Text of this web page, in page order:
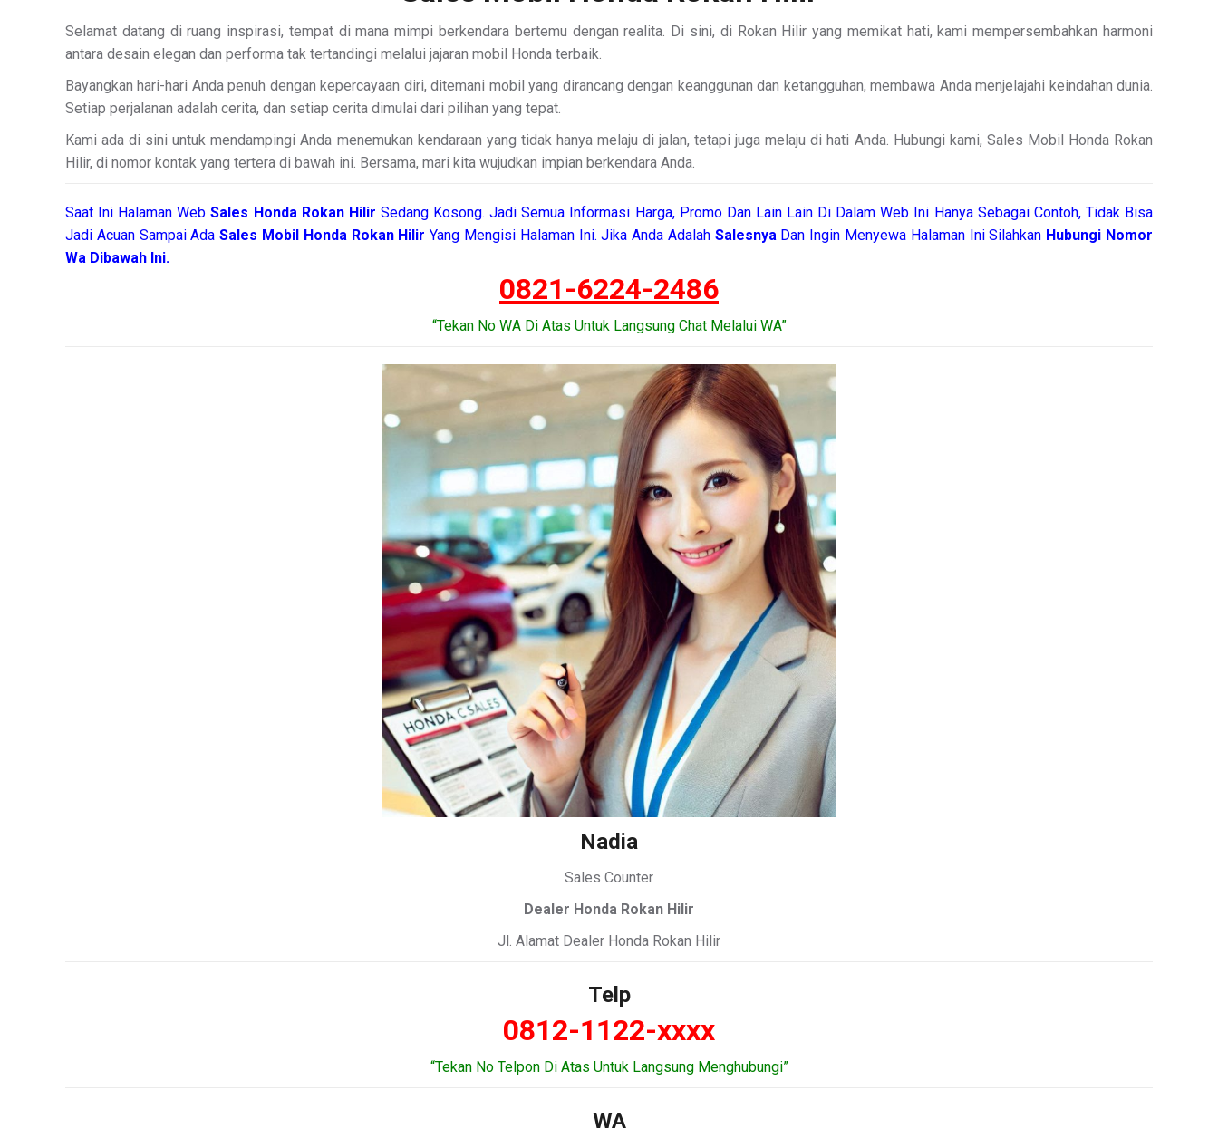
Selamat datang di ruang inspirasi, tempat di mana mimpi berkendara bertemu dengan realita. Di sini, di Rokan Hilir yang memikat hati, kami mempersembahkan harmoni
antara desain elegan dan performa tak tertandingi melalui jajaran mobil Honda terbaik.
Bayangkan hari-hari Anda penuh dengan kepercayaan diri, ditemani mobil yang dirancang dengan keanggunan dan ketangguhan, membawa Anda menjelajahi keindahan dunia.
Setiap perjalanan adalah cerita, dan setiap cerita dimulai dari pilihan yang tepat.
Kami ada di sini untuk mendampingi Anda menemukan kendaraan yang tidak hanya melaju di jalan, tetapi juga melaju di hati Anda. Hubungi kami, Sales Mobil Honda Rokan
Hilir, di nomor kontak yang tertera di bawah ini. Bersama, mari kita wujudkan impian berkendara Anda.
Saat Ini Halaman WebSales Honda Rokan Hilir Sedang Kosong. Jadi Semua Informasi Harga, Promo Dan Lain Lain Di Dalam Web Ini Hanya Sebagai Contoh, Tidak Bisa
Jadi Acuan Sampai AdaSales Mobil Honda Rokan HilirYang Mengisi Halaman Ini. Jika Anda Adalah SalesnyaDan Ingin Menyewa Halaman Ini Silahkan Hubungi Nomor
Wa Dibawah Ini.
0821-6224-2486
“Tekan No WA Di Atas Untuk Langsung Chat Melalui WA”
Nadia
Sales Counter
Dealer Honda Rokan Hilir
Jl. Alamat Dealer Honda Rokan Hilir
Telp
0812-1122-xxxx
“Tekan No Telpon Di Atas Untuk Langsung Menghubungi”
WA